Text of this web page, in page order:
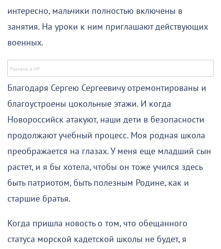
интересно, мальчики полностью включены в
занятия. На уроки к ним приглашают действующих
военных.
Благодаря Сергею Сергеевичу отремонтированы и
благоустроены цокольные этажи. И когда
Новороссийск атакуют, наши дети в безопасности
продолжают учебный процесс. Моя родная школа
преображается на глазах. У меня еще младший сын
растет, и я бы хотела, чтобы он тоже учился здесь
быть патриотом, быть полезным Родине, как и
старшие братья.
Когда пришла новость о том, что обещанного
статуса морской кадетской школы не будет, я